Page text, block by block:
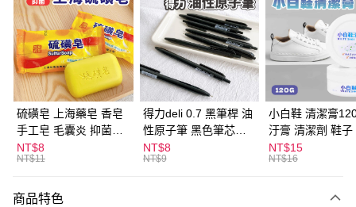
LINE Pay
Apple Pay
街口支付
悠遊付
ATM付款
全家取貨付款
硫磺皂 上海藥皂 香皂
手工皂 毛囊炎 抑菌除
蟎 清潔護膚 去油去痘
寵物皮膚病 狗狗貓咪
NT$8
NT$11
得力deli 0.7 黑筆桿 油
性原子筆 黑色筆芯
S304
NT$8
NT$9
小白鞋 清潔膏
汙膏 清潔劑 鞋子
漬 白皮鞋 鞋油
NT$15
NT$16
商品特色